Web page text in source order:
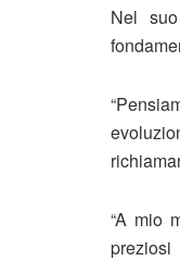
Nel
“A mio